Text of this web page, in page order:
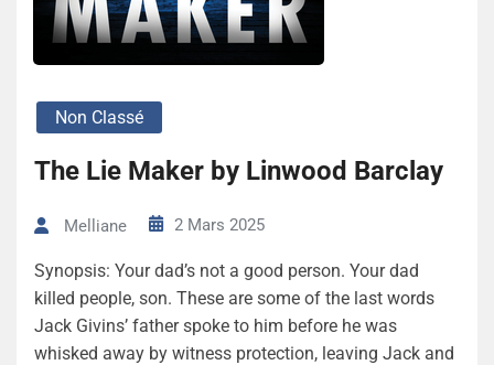
Non Classé
The Lie Maker by Linwood Barclay
Melliane 2 Mars 2025
Synopsis: Your dad’s not a good person. Your dad
killed people, son. These are some of the last words
Jack Givins’ father spoke to him before he was
whisked away by witness protection, leaving Jack and